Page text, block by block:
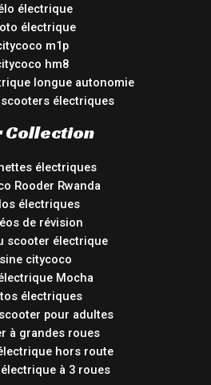
électrique
électrique
m1p
hm8
longue autonomie
électriques
Collection
électriques
Rooder Rwanda
électriques
de révision
scooter électrique
citycoco
Mocha
électriques
pour adultes
à grandes roues
hors route
à 3 roues